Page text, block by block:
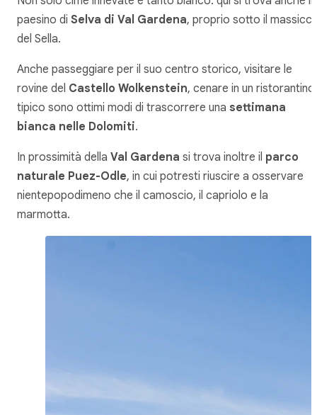
paesino di Selva di Val Gardena, proprio sotto il
del Sella.
Anche passeggiare per il suo centro storico, visitare le
rovine del Castello Wolkenstein, cenare in un ristorantino
tipico sono ottimi modi di trascorrere una settimana
bianca nelle Dolomiti.
In prossimità della Val Gardena si trova inoltre il parco
naturale Puez-Odle, in cui potresti riuscire a osservare
nientepopodimeno che il camoscio, il capriolo e la
marmotta.